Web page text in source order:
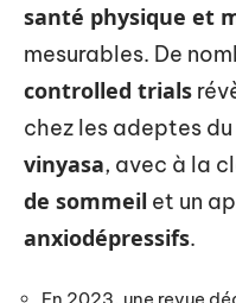
santé physique et
mesurables. De
controlled trials
chez les adeptes du
vinyasa, avec à la
de sommeil et un
anxiodépressifs.